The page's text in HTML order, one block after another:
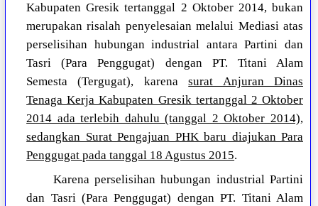
Kabupaten Gresik tertanggal 2 Oktober 2014, bukan
merupakan risalah penyelesaian melalui Mediasi atas
perselisihan hubungan industrial antara Partini dan
Tasri (Para Penggugat) dengan PT. Titani Alam
Semesta (Tergugat), karenasurat Anjuran Dinas
Tenaga Kerja Kabupaten Gresik tertanggal 2 Oktober
2014 ada terlebih dahulu (tanggal 2 Oktober 2014),
sedangkan Surat Pengajuan PHK baru diajukan Para
Penggugat pada tanggal 18 Agustus 2015.
Karena perselisihan hubungan industrial Partini
dan Tasri (Para Penggugat) dengan PT. Titani Alam